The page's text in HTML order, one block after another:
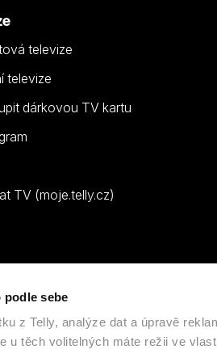
podle sebe
z Telly, analýze dat a úpravě
u těch volitelných máte režii ve
televize
televize
dárkovou TV kartu
TV (moje.telly.cz)
GROUP | Všechna práva